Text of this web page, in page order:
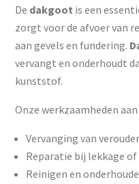
De dakgoot is een
zorgt voor de afvoer van
aan gevels en fundering.
vervangt en onderhoudt
kunststof.
Onze werkzaamheden aan
Vervanging van
Reparatie bij lekkage
Reinigen en